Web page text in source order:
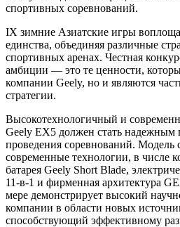
спортивных соревнований.
IX зимние Азиатские игры
единства, объединяя различные
спортивных аренах. Честная
амбиции — это те ценности,
компании Geely, но и являются
стратегии.
Высокотехнологичный и
Geely EX5 должен стать
проведения соревнований. Модель
современные технологии, в числе
батарея Geely Short Blade,
11-в-1 и фирменная архитектура
мере демонстрирует высокий
компании в области новых
способствующий эффективному